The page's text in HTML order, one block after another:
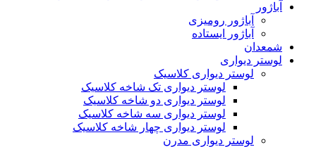
آباژور
آباژور رومیزی
آباژور ایستاده
شمعدان
لوستر دیواری
لوستر دیواری کلاسیک
لوستر دیواری تک شاخه کلاسیک
لوستر دیواری دو شاخه کلاسیک
لوستر دیواری سه شاخه کلاسیک
لوستر دیواری چهار شاخه کلاسیک
لوستر دیواری مدرن